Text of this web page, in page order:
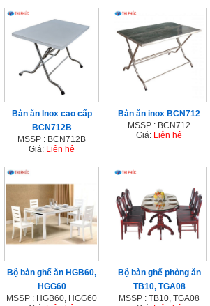
Bàn ăn Inox cao cấp
BCN712B
MSSP : BCN712B
Giá: Liên hệ
Bàn ăn inox BCN712
MSSP : BCN712
Giá: Liên hệ
Bộ bàn ghế ăn HGB60,
HGG60
MSSP : HGB60, HGG60
Bộ bàn ghế phòng ăn
TB10, TGA08
MSSP : TB10, TGA08